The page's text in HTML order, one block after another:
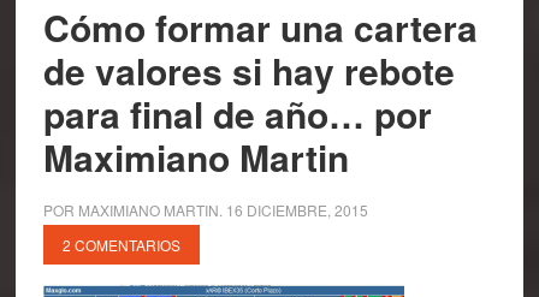
Cómo formar una cartera
de valores si hay rebote
para final de año… por
Maximiano Martin
POR MAXIMIANO MARTIN 16 DICIEMBRE, 2015
2 COMENTARIOS